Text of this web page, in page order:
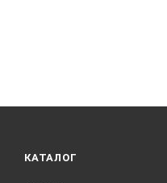
КАТАЛОГ